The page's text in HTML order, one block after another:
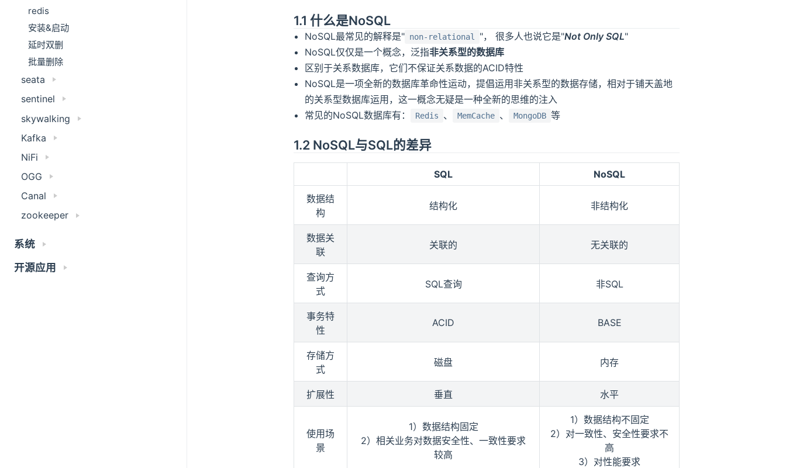
redis
安装&启动
延时双删
批量删除
seata
sentinel
skywalking
Kafka
NiFi
OGG
Canal
zookeeper
系统
开源应用
1.1 什么是NoSQL
NoSQL最常见的解释是" non-relational "， 很多人也说它是"Not Only SQL"
NoSQL仅仅是一个概念，泛指非关系型的数据库
区别于关系数据库，它们不保证关系数据的ACID特性
NoSQL是一项全新的数据库革命性运动，提倡运用非关系型的数据存储，相对于铺天盖地
的关系型数据库运用，这一概念无疑是一种全新的思维的注入
常见的NoSQL数据库有：
Redis 、 MemCache 、 MongoDB 等
1.2 NoSQL与SQL的差异
SQL NoSQL
数据结
构
结构化 非结构化
数据关
联
关联的 无关联的
查询方
式
SQL查询 非SQL
事务特
性
ACID BASE
存储方
式
磁盘 内存
扩展性 垂直 水平
使用场
景
1）数据结构固定
2）相关业务对数据安全性、一致性要求
较高
1）数据结构不固定
2）对一致性、安全性要求不
高
3）对性能要求